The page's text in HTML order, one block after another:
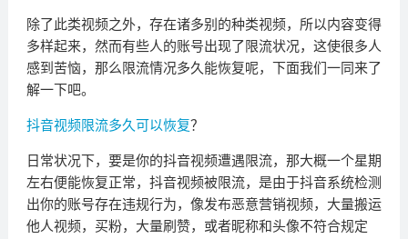
除了此类视频之外，存在诸多别的种类视频，所以内容变得
多样起来，然而有些人的账号出现了限流状况，这使很多人
感到苦恼，那么限流情况多久能恢复呢，下面我们一同来了
解一下吧。
抖音视频限流多久可以恢复？
日常状况下，要是你的抖音视频遭遇限流，那大概一个星期
左右便能恢复正常，抖音视频被限流，是由于抖音系统检测
出你的账号存在违规行为，像发布恶意营销视频，大量搬运
他人视频，买粉，大量刷赞，或者昵称和头像不符合规定